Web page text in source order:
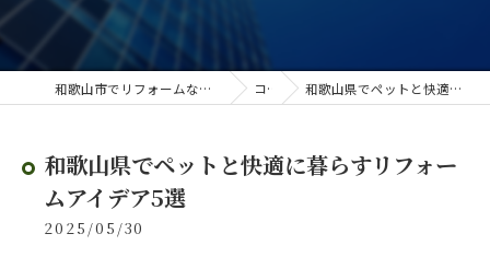
和歌山市でリフォームなら大真エンジニアリング株式会社 コラム 和歌山県でペットと快適に暮らすリフォームアイデア5選
和歌山県でペットと快適に暮らすリフォー
ムアイデア5選
2025/05/30